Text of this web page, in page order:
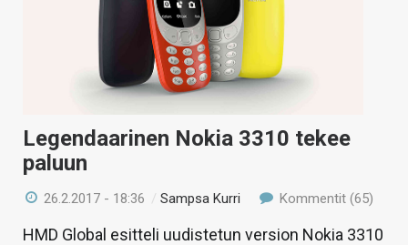
Legendaarinen Nokia 3310 tekee
paluun
26.2.2017 - 18:36 /Sampsa Kurri Kommentit (65)
HMD Global esitteli uudistetun version Nokia 3310